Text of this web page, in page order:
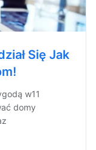
Się Jak
w11
domy